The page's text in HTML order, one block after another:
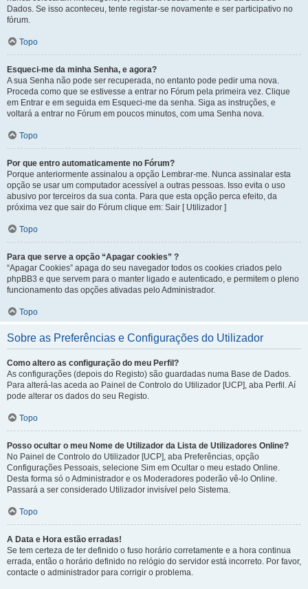
Dados. Se isso aconteceu, tente registar-se novamente e ser participativo no
fórum.
Topo
Esqueci-me da minha Senha, e agora?
A sua Senha não pode ser recuperada, no entanto pode pedir uma nova.
Proceda como que se estivesse a entrar no Fórum pela primeira vez. Clique
em Entrar e em seguida em Esqueci-me da senha. Siga as instruções, e
voltará a entrar no Fórum em poucos minutos, com uma Senha nova.
Topo
Por que entro automaticamente no Fórum?
Porque anteriormente assinalou a opção Lembrar-me. Nunca assinalar esta
opção se usar um computador acessível a outras pessoas. Isso evita o uso
abusivo por terceiros da sua conta. Para que esta opção perca efeito, da
próxima vez que sair do Fórum clique em: Sair [ Utilizador ]
Topo
Para que serve a opção “Apagar cookies” ?
“Apagar Cookies” apaga do seu navegador todos os cookies criados pelo
phpBB3 e que servem para o manter ligado e autenticado, e permitem o pleno
funcionamento das opções ativadas pelo Administrador.
Topo
Sobre as Preferências e Configurações do Utilizador
Como altero as configuração do meu Perfil?
As configurações (depois do Registo) são guardadas numa Base de Dados.
Para alterá-las aceda ao Painel de Controlo do Utilizador [UCP], aba Perfil. Aí
pode alterar os dados do seu Registo.
Topo
Posso ocultar o meu Nome de Utilizador da Lista de Utilizadores Online?
No Painel de Controlo do Utilizador [UCP], aba Preferências, opção
Configurações Pessoais, selecione Sim em Ocultar o meu estado Online.
Desta forma só o Administrador e os Moderadores poderão vê-lo Online.
Passará a ser considerado Utilizador invisível pelo Sistema.
Topo
A Data e Hora estão erradas!
Se tem certeza de ter definido o fuso horário corretamente e a hora continua
errada, então o horário definido no relógio do servidor está incorreto. Por favor,
contacte o administrador para corrigir o problema.